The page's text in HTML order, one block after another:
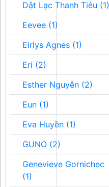
Dật Lạc Thanh Tiêu (1)
Eevee (1)
Eirlys Agnes (1)
Eri (2)
Esther Nguyễn (2)
Eun (1)
Eva Huyền (1)
GUNO (2)
Genevieve Gornichec
(1)